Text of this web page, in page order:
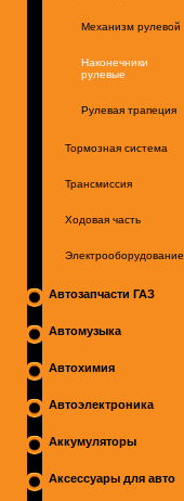
Механизм рулевой
Наконечники
рулевые
Рулевая трапеция
Тормозная система
Трансмиссия
Ходовая часть
Электрооборудование
Автозапчасти ГАЗ
Автомузыка
Автохимия
Автоэлектроника
Аккумуляторы
Аксессуары для авто